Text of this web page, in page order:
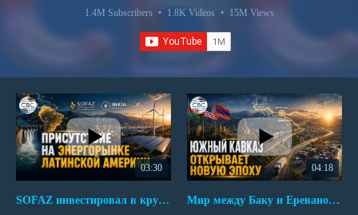
1.4M Subscribers • 1.8K Videos • 15M Views
03:30
SOFAZ инвестировал в крупнейшего независимого производителя электроэнергии Перу
04:18
Мир между Баку и Ереваном запускает крупные логистические проекты